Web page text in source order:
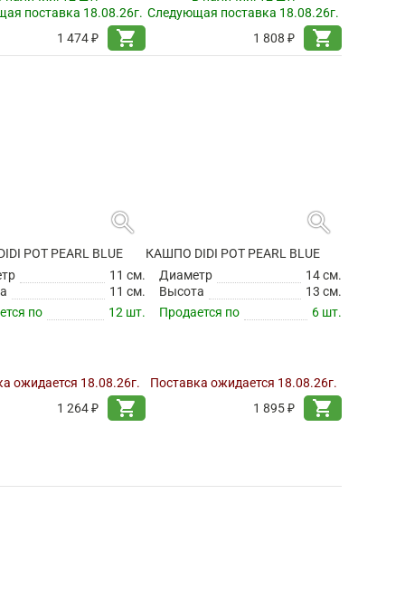
поставка 18.08.26г.
1 474 ₽
shopping_cart
Следующая поставка 18.08.26г.
1 808 ₽
shopping_cart
search
POT PEARL BLUE
search
КАШПО DIDI POT PEARL BLUE